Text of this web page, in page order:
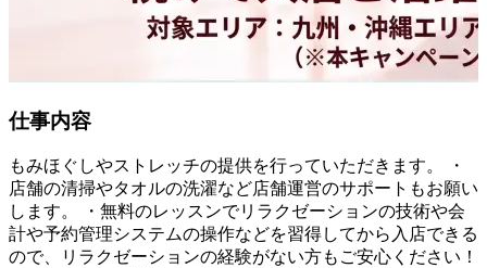
仕事内容
もみほぐしやストレッチの提供を行っていただきます。 ・
店舗の清掃やタオルの洗濯など店舗運営のサポートもお願い
します。 ・無料のレッスンでリラクゼーションの技術や会
計や予約管理システムの操作などを習得してから入店できる
ので、リラクゼーションの経験がない方もご安心ください！